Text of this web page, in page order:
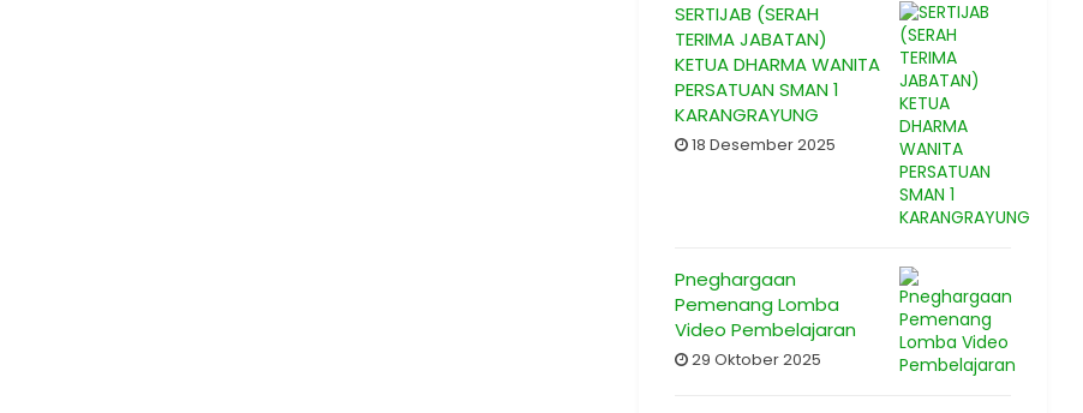
SERTIJAB (SERAH
TERIMA JABATAN)
KETUA DHARMA WANITA
PERSATUAN SMAN 1
KARANGRAYUNG
18 Desember 2025
Pneghargaan
Pemenang Lomba
Video Pembelajaran
29 Oktober 2025